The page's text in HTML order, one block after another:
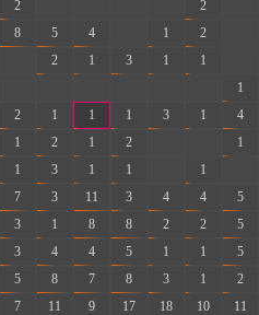
2 2
8 5 4 1 2
2 1 3 1 1
1
2 1 1 1 3 1
4
1 2 1 2
1
1 3 1 1 1
7 3 11 3 4 4
5
3 1 8 8 2 2
5
3 4 4 5 1 1
5
5 8 7 8 3 1
2
7 11 9 17 18 10
11